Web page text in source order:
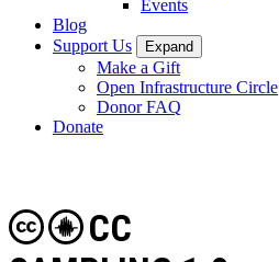
Events
Blog
Support Us
Expand
Make a Gift
Open Infrastructure Circle
Donor FAQ
Donate
CC